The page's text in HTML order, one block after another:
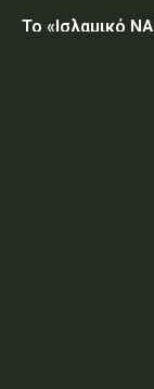
Το «Ισλαμικό
Η Τεχεράνη
Ορμούζ έως
Ο Νετανιάχου